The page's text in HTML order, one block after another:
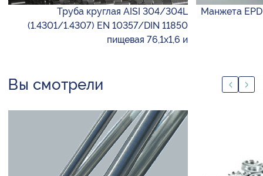
Труба круглая AISI 304/304L
(1.4301/1.4307) EN 10357/DIN 11850
пищевая 76,1х1,6 и
Манжета
Вы смотрели